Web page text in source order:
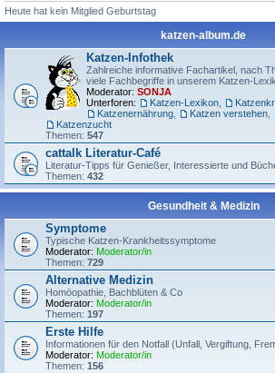
Heute hat kein Mitglied Geburtstag
katzen-album.de
Katzen-Infothek
Zahlreiche informative Fachartikel, nach
viele Fachbegriffe in unserem Katzen-
Moderator: SONJA
Unterforen:
Katzen-Lexikon
Katzenernährung
Katzen verstehen
Katzenzucht
Themen: 547
cattalk Literatur-Café
Literatur-Tipps für Genießer, Interessierte und
Themen: 432
Gesundheit & Medizin
Symptome
Typische Katzen-Krankheitssymptome
Moderator: Moderator/in
Themen: 729
Alternative Medizin
Homöopathie, Bachblüten & Co
Moderator: Moderator/in
Themen: 197
Erste Hilfe
Informationen für den Notfall (Unfall, Vergiftung,
Moderator: Moderator/in
Themen: 156